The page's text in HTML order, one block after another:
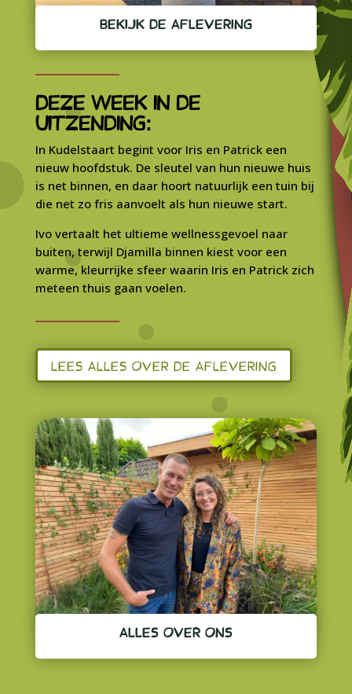
BEKIJK DE AFLEVERING
DEZE WEEK IN DE
UITZENDING:
In Kudelstaart begint voor Iris en Patrick een
nieuw hoofdstuk. De sleutel van hun nieuwe huis
is net binnen, en daar hoort natuurlijk een tuin bij
die net zo fris aanvoelt als hun nieuwe start.
Ivo vertaalt het ultieme wellnessgevoel naar
buiten, terwijl Djamilla binnen kiest voor een
warme, kleurrijke sfeer waarin Iris en Patrick zich
meteen thuis gaan voelen.
LEES ALLES OVER DE AFLEVERING
ALLES OVER ONS